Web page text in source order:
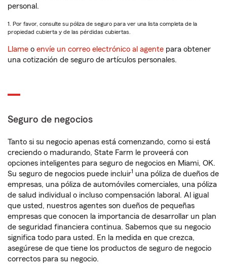
personal.
1. Por favor, consulte su póliza de seguro para ver una lista completa de la
propiedad cubierta y de las pérdidas cubiertas.
Llame o envíe un correo electrónico al agente para obtener
una cotización de seguro de artículos personales.
Seguro de negocios
Tanto si su negocio apenas está comenzando, como si está
creciendo o madurando, State Farm le proveerá con
opciones inteligentes para seguro de negocios en Miami, OK.
Su seguro de negocios puede incluir1 una póliza de dueños de
empresas, una póliza de automóviles comerciales, una póliza
de salud individual o incluso compensación laboral. Al igual
que usted, nuestros agentes son dueños de pequeñas
empresas que conocen la importancia de desarrollar un plan
de seguridad financiera continua. Sabemos que su negocio
significa todo para usted. En la medida en que crezca,
asegúrese de que tiene los productos de seguro de negocio
correctos para su negocio.